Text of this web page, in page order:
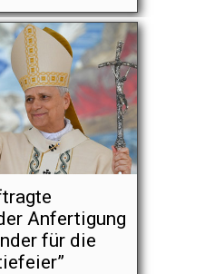
Anfertigung
für die